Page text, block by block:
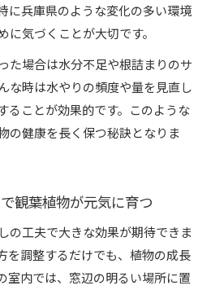
に兵庫県のような変化の多い環境
気づくことが大切です。
た場合は水分不足や根詰まりのサ
な時は水やりの頻度や量を見直し
ることが効果的です。このような
の健康を長く保つ秘訣となりま
観葉植物が元気に育つ
の工夫で大きな効果が期待できま
を調整するだけでも、植物の成長
室内では、窓辺の明るい場所に置